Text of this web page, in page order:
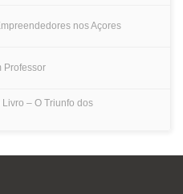
nos Açores
Professor
– O Triunfo dos